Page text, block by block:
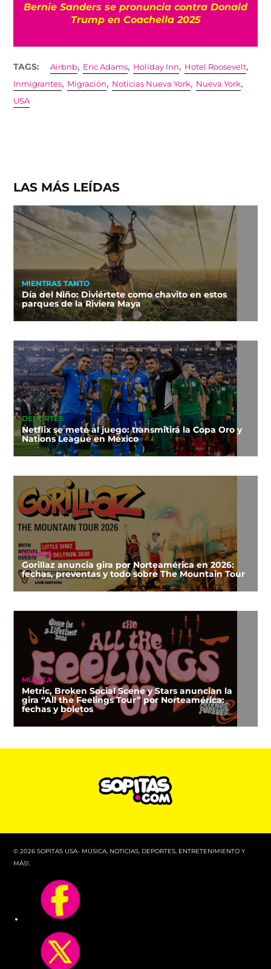
Bernie Sanders se pronuncia contra Donald
Trump en Coachella 2025
TAGS: Airbnb, Eric Adams, Holiday Inn, Hotel Roosevelt,
Inmigrantes, Migración, Noticias Nueva York, Nueva York,
USA
LAS MÁS LEÍDAS
MIENTRAS TANTO
Día del Niño: Diviértete como chavito en estos
parques de la Riviera Maya
DEPORTES
Netflix se mete al juego: transmitirá la Copa Oro y
Nations League en México
MÚSICA
Gorillaz anuncia gira por Norteamérica en 2026:
fechas, preventas y todo sobre The Mountain Tour
MÚSICA
Metric, Broken Social Scene y Stars anuncian la
gira “All the Feelings Tour” por Norteamérica:
fechas y boletos
© 2026 SOPITAS USA- MÚSICA, NOTICIAS, DEPORTES, ENTRETENIMIENTO Y
MÁS!.